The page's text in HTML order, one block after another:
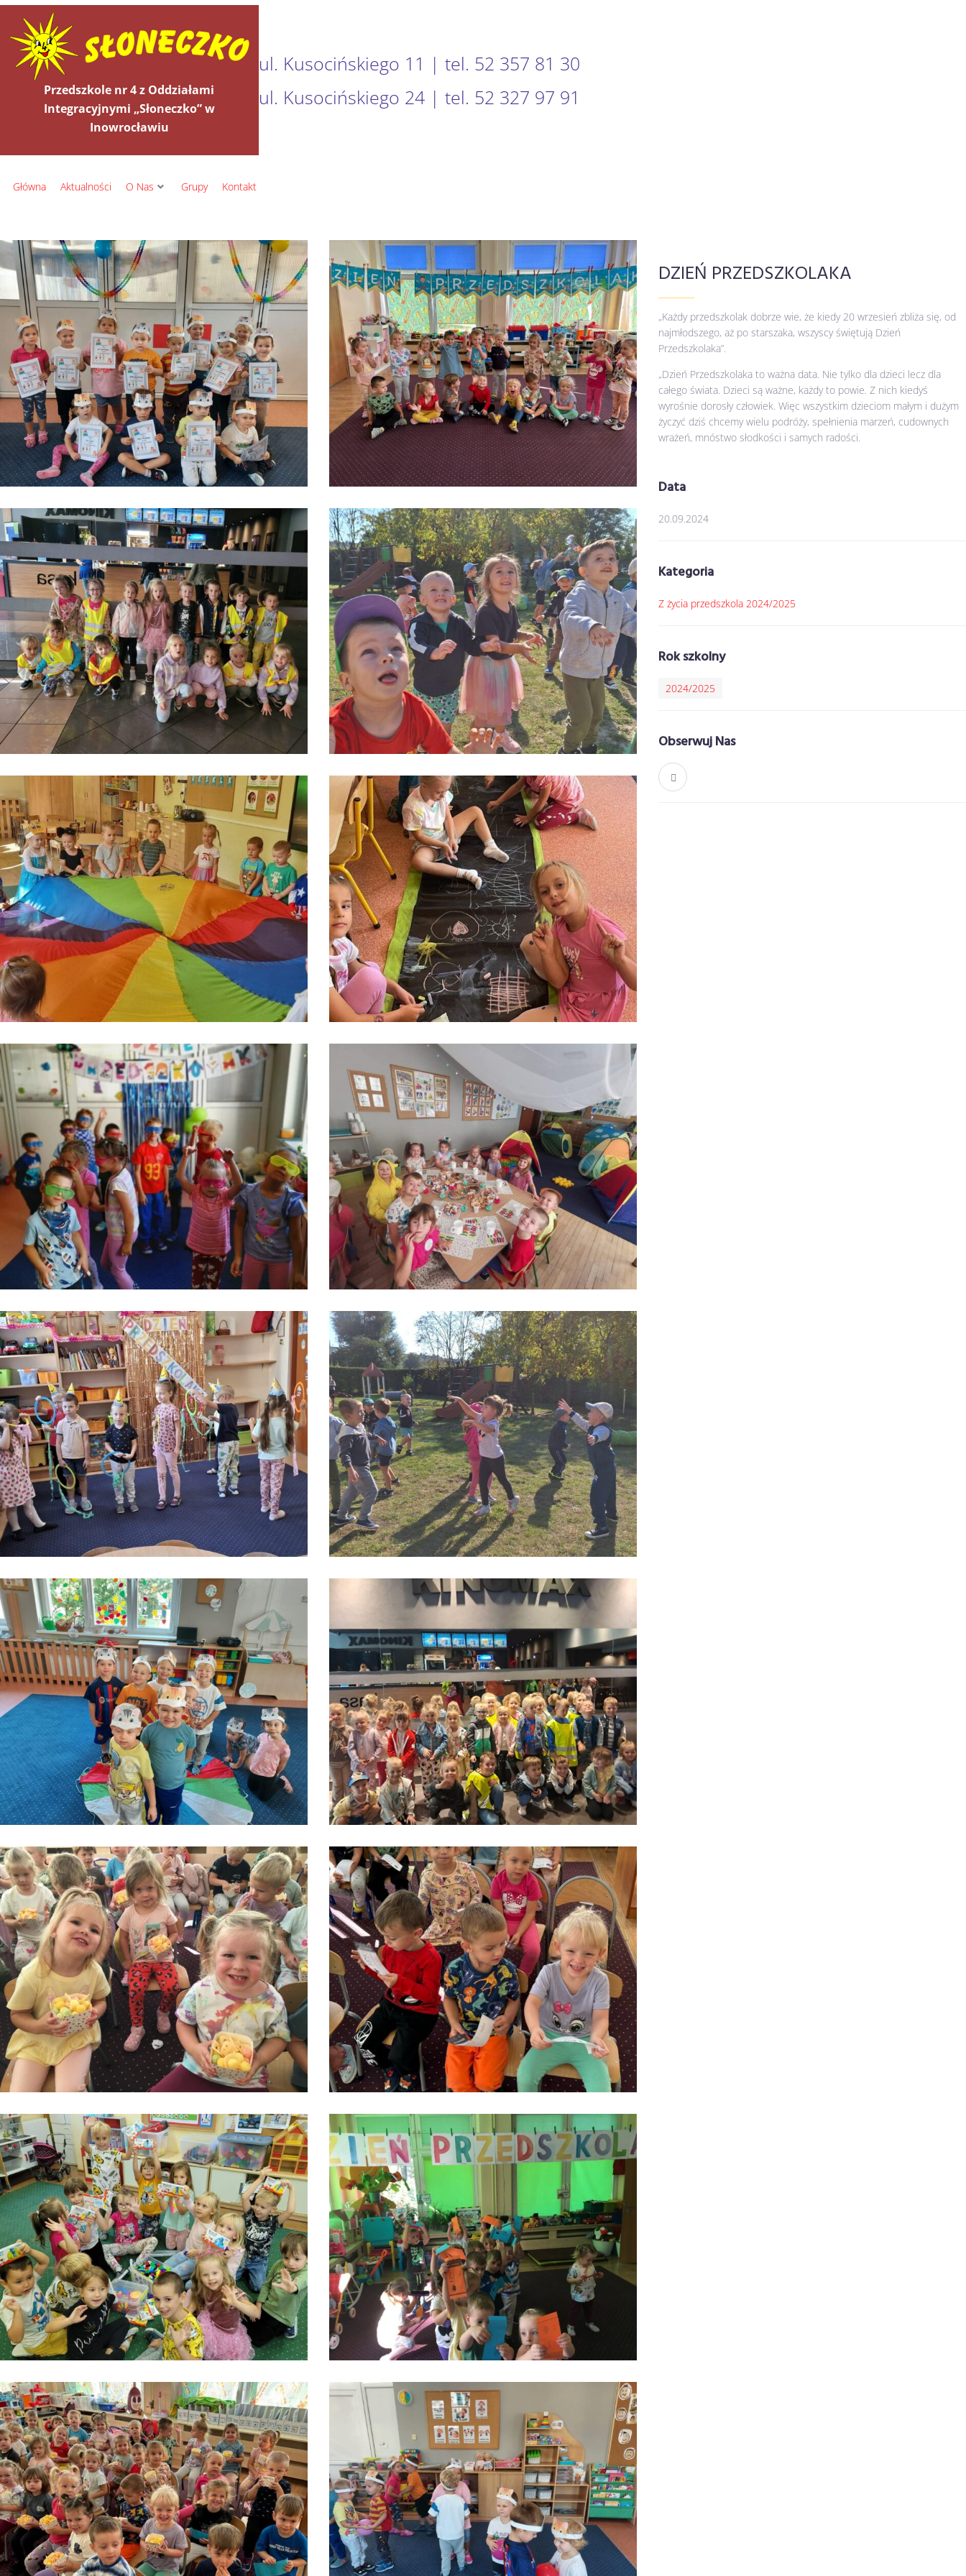
Przedszkole nr 4 z Oddziałami
Integracyjnymi „Słoneczko” w
Inowrocławiu
ul. Kusocińskiego 11 | tel. 52 357 81 30
ul. Kusocińskiego 24 | tel. 52 327 97 91
Główna Aktualności O Nas Grupy Kontakt
DZIEŃ PRZEDSZKOLAKA
„Każdy przedszkolak dobrze wie, że kiedy 20 wrzesień zbliża się, od
najmłodszego, aż po starszaka, wszyscy świętują Dzień
Przedszkolaka”.
„Dzień Przedszkolaka to ważna data. Nie tylko dla dzieci lecz dla
całego świata. Dzieci są ważne, każdy to powie. Z nich kiedyś
wyrośnie dorosły człowiek. Więc wszystkim dzieciom małym i dużym
życzyć dziś chcemy wielu podróży, spełnienia marzeń, cudownych
wrażeń, mnóstwo słodkości i samych radości.
Data
20.09.2024
Kategoria
Z życia przedszkola 2024/2025
Rok szkolny
2024/2025
Obserwuj Nas